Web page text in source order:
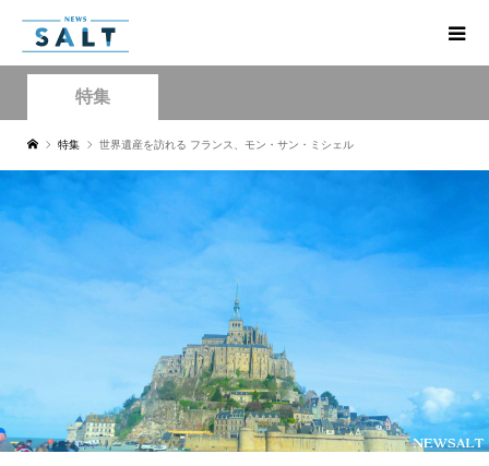
特集
特集 世界遺産を訪れる フランス、モン・サン・ミシェル